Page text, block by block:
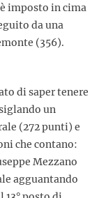
imposto in cima
da una
(356).
di saper tenere
un
(272 punti) e
che contano:
Mezzano
agguantando